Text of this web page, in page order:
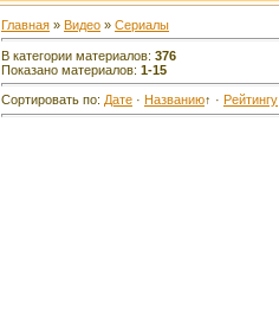
Главная » Видео » Сериалы
В категории материалов: 376
Показано материалов: 1-15
Сортировать по: Дате · Названию↑ · Рейтингу